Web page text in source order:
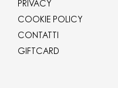
PRIVACY
COOKIE POLICY
CONTATTI
GIFTCARD